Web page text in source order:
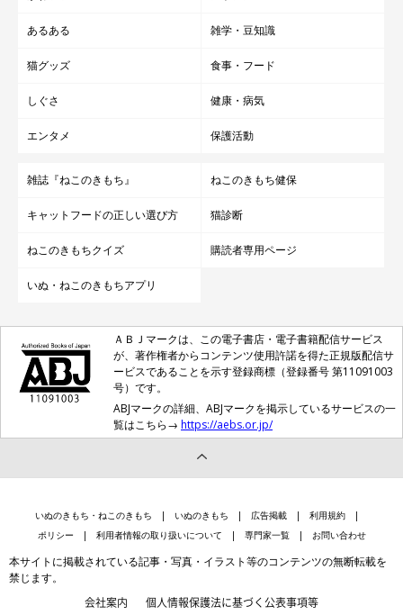
ねこのきもち投稿写真ギャラリー
「すべてが無知でしたのでいろんな本を読んだ。とくにび
がこわくて整理整頓を心がけるようになったので、部屋が
綺麗になったのは嬉しい誤算でした（笑）」
「夜の運動会は、戸惑いました。落ち着くのを待ちます」
「初めてゴロゴロを聞いた時、何も知らなかった私は風邪
をひかせてしまったかと心配しました」
思いました。ネットでいろいろ調べて喜んでいることを知
「そんな狭いところにも入るのかと、戸惑いました。家具
を一旦どけて、隅々まで埃をとりました。入ってほしくな
あるある 雑学・豆知識
猫グッズ 食事・フード
しぐさ 健康・病気
エンタメ 保護活動
雑誌『ねこのきもち』 ねこのきもち健保
キャットフードの正しい選び方 猫診断
ねこのきもちクイズ 購読者専用ページ
いぬ・ねこのきもちアプリ
ＡＢＪマークは、この電子書店・電子書籍配信サービス
が、著作権者からコンテンツ使用許諾を得た正規版配信サ
ービスであることを示す登録商標（登録番号 第11091003
号）です。
ABJマークの詳細、ABJマークを掲示しているサービスの一
覧はこちら→ https://aebs.or.jp/
いぬのきもち・ねこのきもち いぬのきもち 広告掲載
利用規約
ポリシー
利用者情報の取り扱いについて 専門家一覧 お問い合わせ
本サイトに掲載されている記事・写真・イラスト等のコンテンツの無断転載を
禁じます。
会社案内 個人情報保護法に基づく公表事項等